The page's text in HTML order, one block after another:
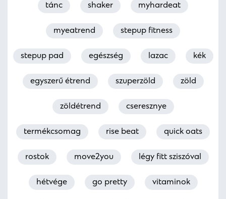
tánc shaker myhardeat
myeatrend stepup fitness
stepup pad egészség lazac kék
egyszerű étrend szuperzöld zöld
zöldétrend cseresznye
termékcsomag rise beat quick oats
rostok move2you légy fitt sziszóval
hétvége go pretty vitaminok